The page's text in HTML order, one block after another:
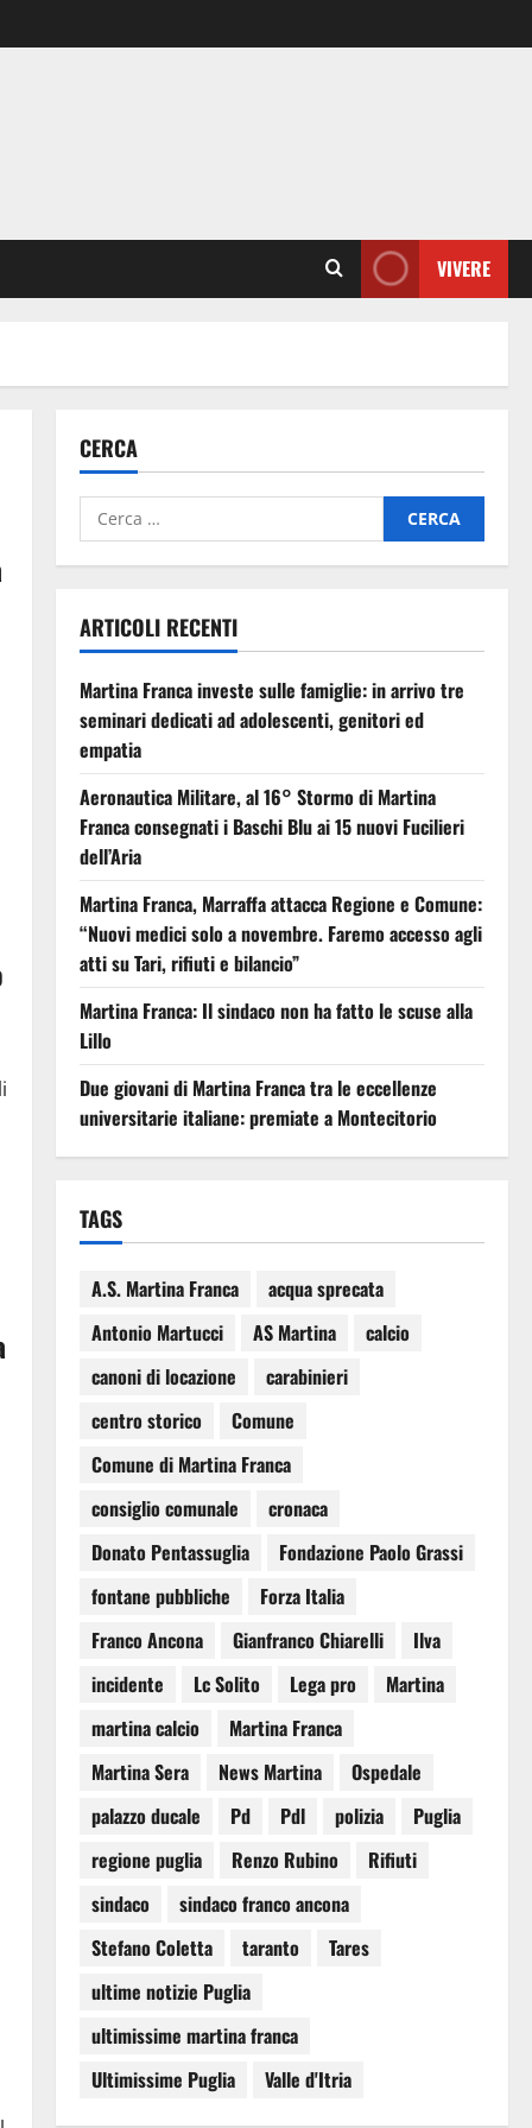
VIVERE
CERCA
ARTICOLI RECENTI
Martina Franca investe sulle famiglie: in arrivo tre
seminari dedicati ad adolescenti, genitori ed
empatia
Aeronautica Militare, al 16° Stormo di Martina
Franca consegnati i Baschi Blu ai 15 nuovi Fucilieri
dell’Aria
Martina Franca, Marraffa attacca Regione e Comune:
“Nuovi medici solo a novembre. Faremo accesso agli
atti su Tari, rifiuti e bilancio”
Martina Franca: Il sindaco non ha fatto le scuse alla
Lillo
Due giovani di Martina Franca tra le eccellenze
universitarie italiane: premiate a Montecitorio
TAGS
A.S. Martina Franca
acqua sprecata
Antonio Martucci
AS Martina
calcio
canoni di locazione
carabinieri
centro storico
Comune
Comune di Martina Franca
consiglio comunale
cronaca
Donato Pentassuglia
Fondazione Paolo Grassi
fontane pubbliche
Forza Italia
Franco Ancona
Gianfranco Chiarelli
Ilva
incidente
Lc Solito Lega pro
Martina
martina calcio
Martina Franca
Martina Sera
News Martina
Ospedale
palazzo ducale
Pd Pdl polizia
Puglia
regione puglia
Renzo Rubino
Rifiuti
sindaco
sindaco franco ancona
Stefano Coletta
taranto
Tares
ultime notizie Puglia
ultimissime martina franca
Ultimissime Puglia
Valle d'Itria